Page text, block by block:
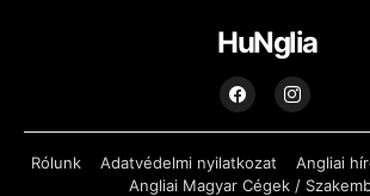
HuNglia
Rólunk Adatvédelmi nyilatkozat Angliai
Angliai Magyar Cégek /